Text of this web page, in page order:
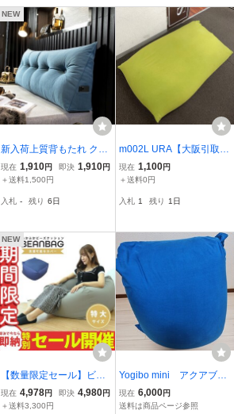
NEW
新入荷上質背もたれ クッ
ション 三角クッション ベ
ッド 大きい 枕 ポケット
択可
現在 1,910円 即決 1,910円
＋送料1,500円
入札 - 残り 6日
m002L URA【大阪引取限
定】全長約130cm×75cm
ヨギボー Yogibo ビーズク
ラックス
現在 1,100円
＋送料0円
入札 1 残り 1日
NEW
【数量限定セール】ビー
ズクッション スクエア型
ストレッチ生地 クッショ
現在 4,978円 即決 4,980円
＋送料3,300円
Yogibo mini アクアブル
ー
現在 6,000円
送料は商品ページ参照